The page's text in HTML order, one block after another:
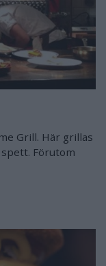
Grill. Här grillas
Förutom